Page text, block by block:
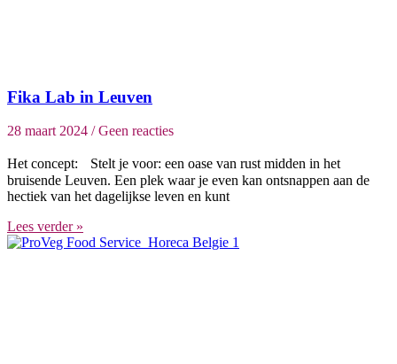
Fika Lab in Leuven
28 maart 2024 Geen reacties
Het concept: Stelt je voor: een oase van rust midden in het
bruisende Leuven. Een plek waar je even kan ontsnappen aan de
hectiek van het dagelijkse leven en kunt
Lees verder »